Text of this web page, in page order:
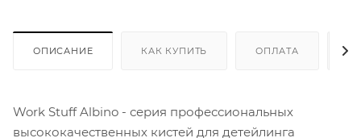
ОПИСАНИЕ КАК КУПИТЬ ОПЛАТА
Work Stuff Albino - серия профессиональных
высококачественных кистей для детейлинга